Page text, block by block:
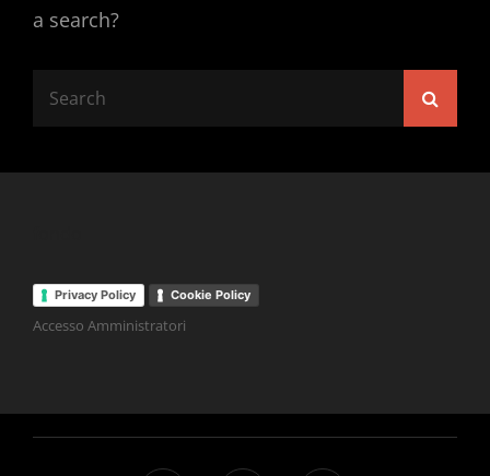
a search?
Search
Privacy Policy Cookie Policy
Accesso Amministratori